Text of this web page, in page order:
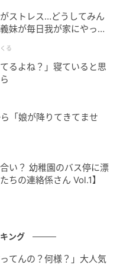
ストレス…どうしてみん
妹が毎日我が家にやって
る
るよね？」寝ていると思
「娘が降りてきてませ
い？ 幼稚園のバス停に漂
ちの連絡係さん Vol.1】
ング
てんの？何様？」大人気